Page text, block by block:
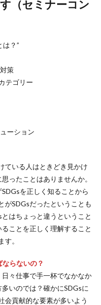
（セミナーコン
は？”
策
テゴリー
ーション
ている人はときどき見かけ
ったことはありませんか。
を正しく知ることから
がSDGsだったということも
はちょっと違うということ
ことを正しく理解すること
。
らないの？
々仕事で手一杯でなかなか
いのでは？確かにSDGsに
会貢献的な要素が多いよう
門
コンサルティング
SDGsセミナー
SDGsセミナー無料
組み
SDGｓ無料セミナー
イプ
SLOW FACTORY
SLOW MOVEMENT
ーバー証明書
TALKの原則
UVカット
WLB
RePLASTIC
2023
ZINE